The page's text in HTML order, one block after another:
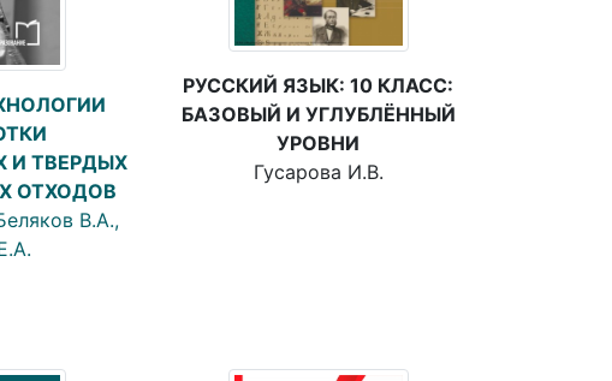
ТВЕРДЫХ
ОТХОДОВ
В.А.,
РУССКИЙ ЯЗЫК: 10 КЛАСС:
БАЗОВЫЙ И УГЛУБЛЁННЫЙ
УРОВНИ
Гусарова И.В.